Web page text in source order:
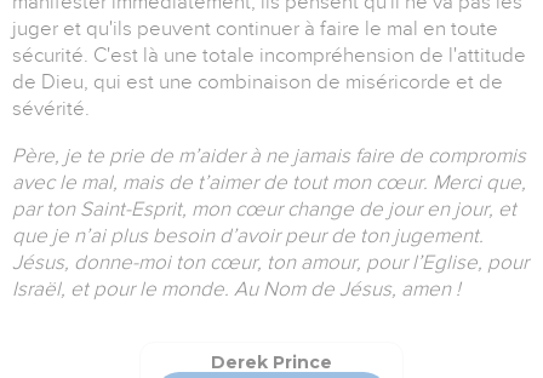
juger et qu'ils peuvent continuer à faire le mal en toute
sécurité. C'est là une totale incompréhension de l'attitude
de Dieu, qui est une combinaison de miséricorde et de
sévérité.
Père, je te prie de m’aider à ne jamais faire de compromis
avec le mal, mais de t’aimer de tout mon cœur. Merci que,
par ton Saint-Esprit, mon cœur change de jour en jour, et
que je n’ai plus besoin d’avoir peur de ton jugement.
Jésus, donne-moi ton cœur, ton amour, pour l’Eglise, pour
Israël, et pour le monde. Au Nom de Jésus, amen !
Derek Prince